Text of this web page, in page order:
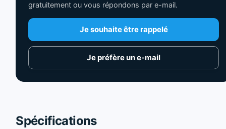
gratuitement ou vous répondons par e-mail.
Je souhaite être rappelé
Je préfère un e-mail
Spécifications